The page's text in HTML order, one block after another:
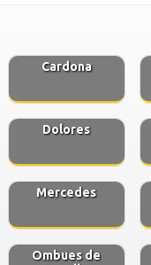
Cardona
Dolores
Mercedes
Ombues de